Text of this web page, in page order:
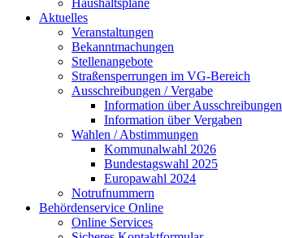
Haushaltspläne
Aktuelles
Veranstaltungen
Bekanntmachungen
Stellenangebote
Straßensperrungen im VG-Bereich
Ausschreibungen / Vergabe
Information über Ausschreibungen
Information über Vergaben
Wahlen / Abstimmungen
Kommunalwahl 2026
Bundestagswahl 2025
Europawahl 2024
Notrufnummern
Behördenservice Online
Online Services